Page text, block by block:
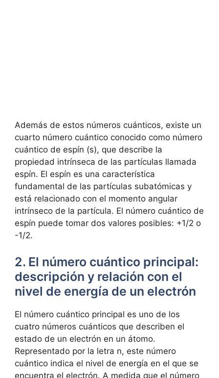
Además de estos números cuánticos, existe un
cuarto número cuántico conocido como número
cuántico de espín (s), que describe la
propiedad intrínseca de las partículas llamada
espín. El espín es una característica
fundamental de las partículas subatómicas y
está relacionado con el momento angular
intrínseco de la partícula. El número cuántico de
espín puede tomar dos valores posibles: +1/2 o
-1/2.
2. El número cuántico principal:
descripción y relación con el
nivel de energía de un electrón
El número cuántico principal es uno de los
cuatro números cuánticos que describen el
estado de un electrón en un átomo.
Representado por la letra n, este número
cuántico indica el nivel de energía en el que se
encuentra el electrón. A medida que el número